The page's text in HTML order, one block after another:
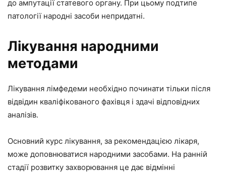
до ампутації статевого органу. При цьому подтипе
патології народні засоби непридатні.
Лікування народними
методами
Лікування лімфедеми необхідно починати тільки після
відвідин кваліфікованого фахівця і здачі відповідних
аналізів.
Основний курс лікування, за рекомендацією лікаря,
може доповнюватися народними засобами. На ранній
стадії розвитку захворювання це дає відмінні